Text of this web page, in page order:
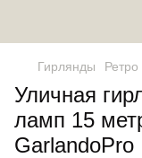
Гирлянды
Уличная
ламп 15
GarlandoPro